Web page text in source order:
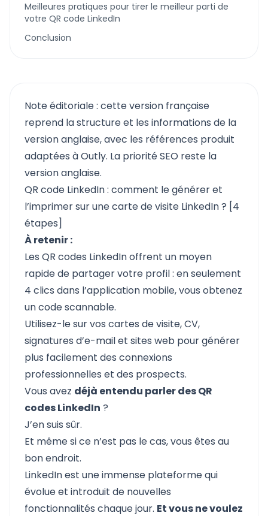
Meilleures pratiques pour tirer le meilleur parti de
votre QR code LinkedIn
Conclusion
Note éditoriale : cette version française
reprend la structure et les informations de la
version anglaise, avec les références produit
adaptées à Outly. La priorité SEO reste la
version anglaise.
QR code LinkedIn : comment le générer et
l’imprimer sur une carte de visite LinkedIn ? [4
étapes]
À retenir :
Les QR codes LinkedIn offrent un moyen
rapide de partager votre profil : en seulement
4 clics dans l’application mobile, vous obtenez
un code scannable.
Utilisez-le sur vos cartes de visite, CV,
signatures d’e-mail et sites web pour générer
plus facilement des connexions
professionnelles et des prospects.
Vous avez déjà entendu parler des QR
codes LinkedIn ?
J’en suis sûr.
Et même si ce n’est pas le cas, vous êtes au
bon endroit.
LinkedIn est une immense plateforme qui
évolue et introduit de nouvelles
fonctionnalités chaque jour. Et vous ne voulez